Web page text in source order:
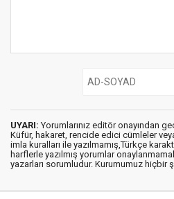
UYARI: Yorumlarınız editör onayından
Küfür, hakaret, rencide edici cümleler
imla kuralları ile yazılmamış,Türkçe
harflerle yazılmış yorumlar
yazarları sorumludur. Kurumumuz hiçbir